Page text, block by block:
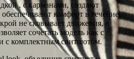
, с карманами, создают
комфорт в течение
не сковывает движения, а
сочетать модель как с
с комплектным свитшотом.